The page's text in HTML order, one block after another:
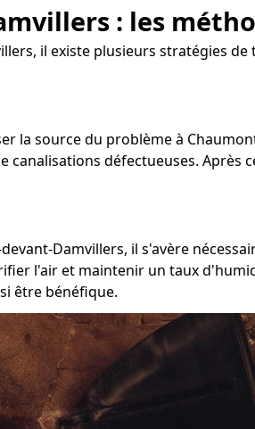
: les
il existe plusieurs stratégies
la source du problème à
défectueuses. Après
Damvillers, il s'avère
l'air et maintenir un taux
être bénéfique.